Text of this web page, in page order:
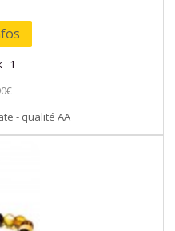
1
- qualité AA